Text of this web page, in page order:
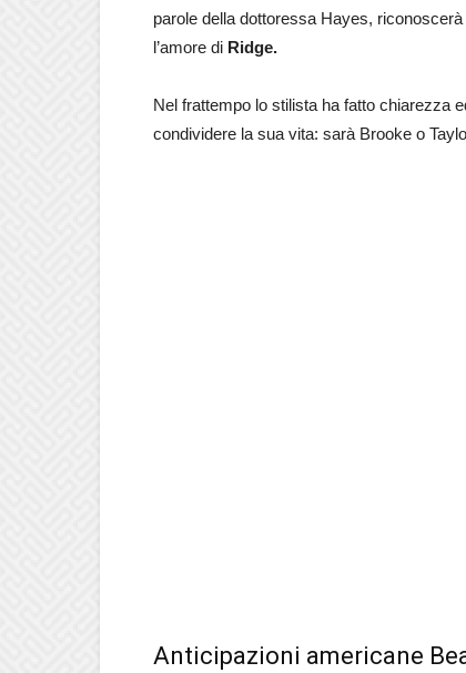
parole della dottoressa Hayes,
l’amore di Ridge.
Nel frattempo lo stilista ha fatto chiarezza
condividere la sua vita: sarà Brooke o
Anticipazioni americane